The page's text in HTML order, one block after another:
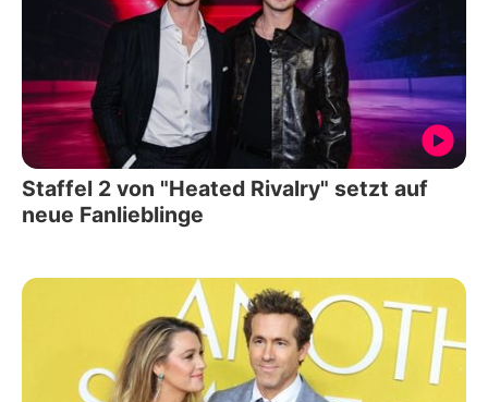
Staffel 2 von "Heated Rivalry" setzt auf
neue Fanlieblinge